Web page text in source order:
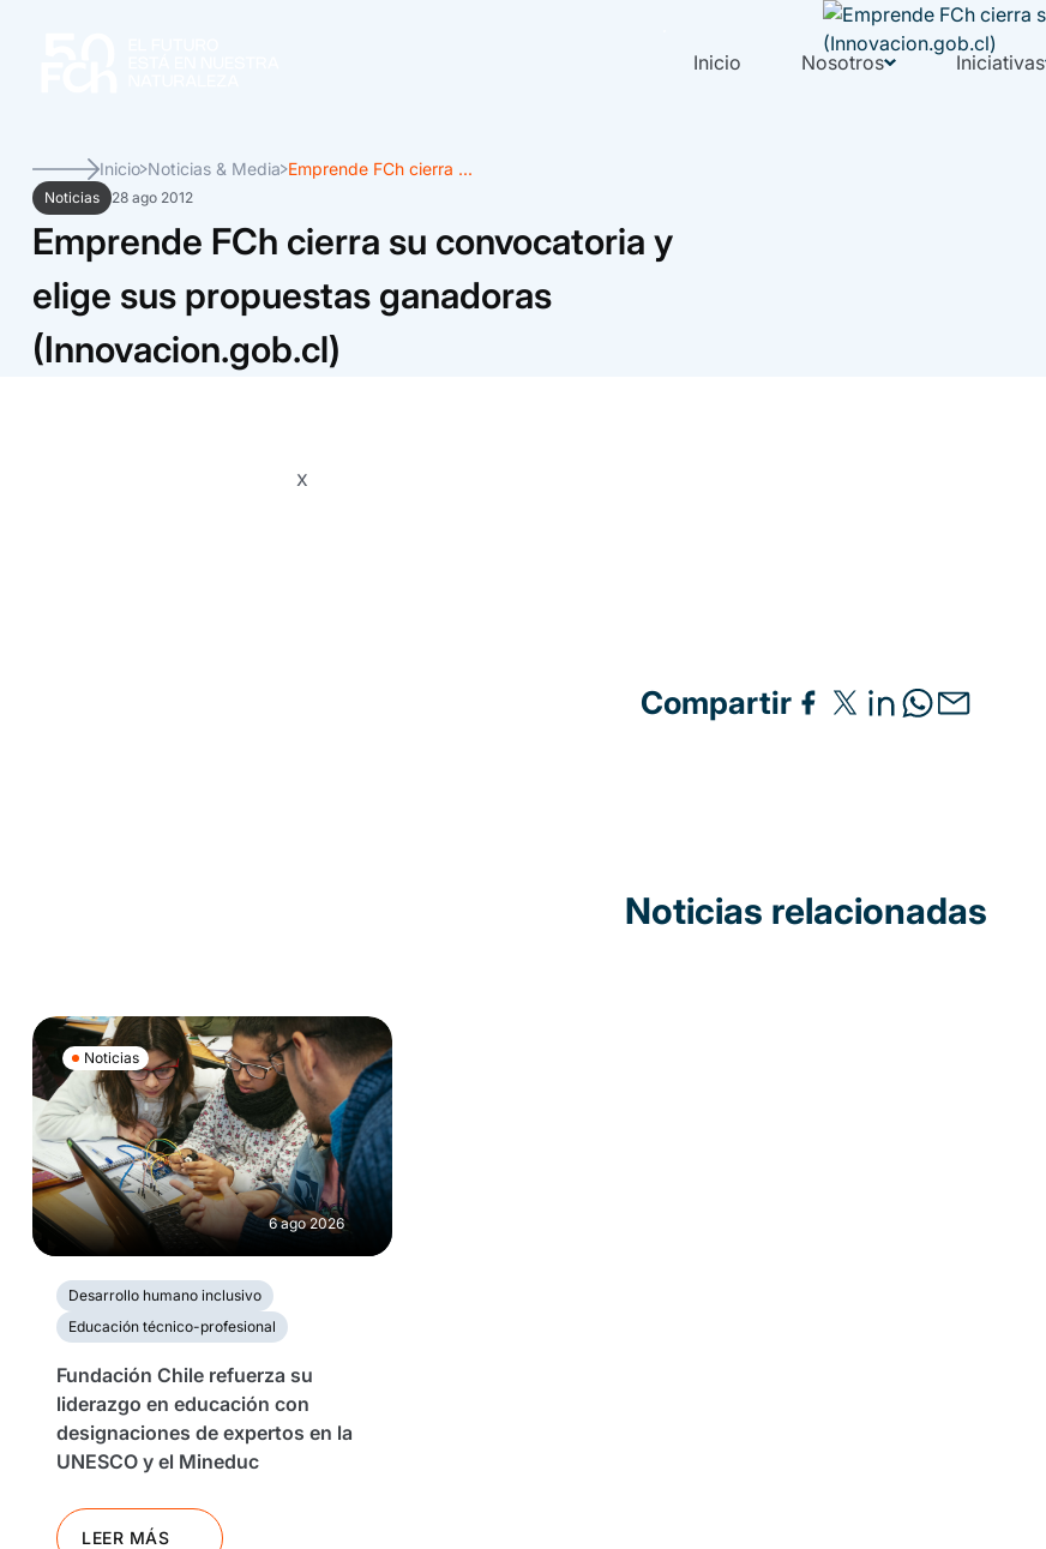
Inicio Nosotros Iniciativas
Inicio Noticias & Media Emprende FCh cierra ...
Noticias 28 ago 2012
Emprende FCh cierra su convocatoria y
elige sus propuestas ganadoras
(Innovacion.gob.cl)
x
Compartir
Noticias relacionadas
Noticias
6 ago 2026
Desarrollo humano inclusivo
Educación técnico-profesional
Fundación Chile refuerza su
liderazgo en educación con
designaciones de expertos en la
UNESCO y el Mineduc
LEER MÁS